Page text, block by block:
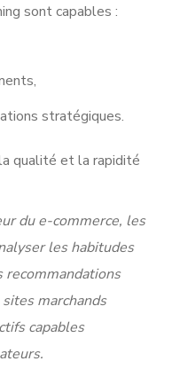
sont capables :
stratégiques.
qualité et la rapidité
du e-commerce, les
les habitudes
recommandations
marchands
capables